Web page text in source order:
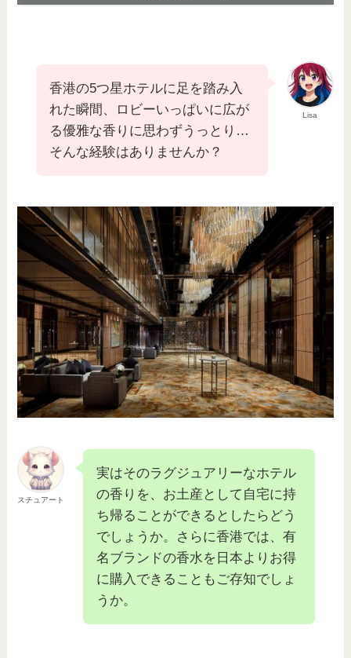
Lisa
香港の5つ星ホテルに足を踏み入
れた瞬間、ロビーいっぱいに広が
る優雅な香りに思わずうっとり…
そんな経験はありませんか？
スチュアート
実はそのラグジュアリーなホテル
の香りを、お土産として自宅に持
ち帰ることができるとしたらどう
でしょうか。さらに香港では、有
名ブランドの香水を日本よりお得
に購入できることもご存知でしょ
うか。